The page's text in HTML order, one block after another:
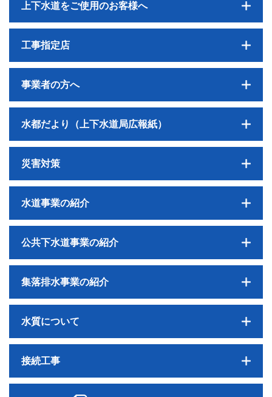
上下水道をご使用のお客様へ
工事指定店
事業者の方へ
水都だより（上下水道局広報紙）
災害対策
水道事業の紹介
公共下水道事業の紹介
集落排水事業の紹介
水質について
接続工事